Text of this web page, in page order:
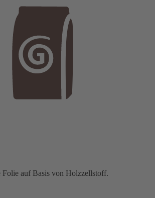
Folie auf Basis von Holzzellstoff.